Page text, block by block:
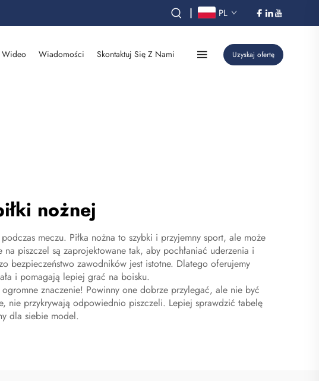
| PL
Wideo Wiadomości Skontaktuj Się Z Nami Uzyskaj ofertę
nożnej
meczu. Piłka nożna to szybki i przyjemny sport, ale może
piszczel są zaprojektowane tak, aby pochłaniać uderzenia i
bezpieczeństwo zawodników jest istotne. Dlatego oferujemy
i pomagają lepiej grać na boisku.
znaczenie! Powinny one dobrze przylegać, ale nie być
nie przykrywają odpowiednio piszczeli. Lepiej sprawdzić tabelę
dla siebie model.